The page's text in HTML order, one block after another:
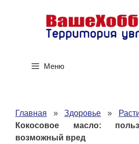
содержимому
Меню
Главная »Здоровье »
Кокосовое масло:
возможный вред